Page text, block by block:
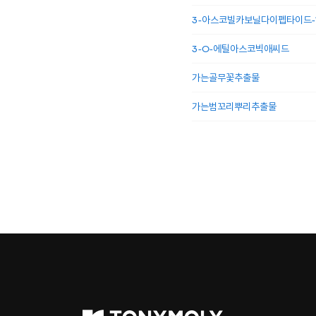
3-아스코빌카보닐다이펩타이드-
3-O-에틸아스코빅애씨드
가는골무꽃추출물
가는범꼬리뿌리추출물